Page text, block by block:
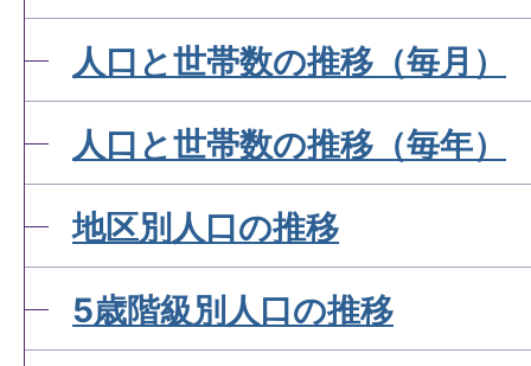
人口と世帯数の推移（毎月）
人口と世帯数の推移（毎年）
地区別人口の推移
5歳階級別人口の推移